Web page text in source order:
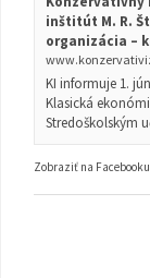
inštitút M. R.
organizácia –
KI informuje 1.
Klasická
Stredoškolským
Zobraziť na Facebooku